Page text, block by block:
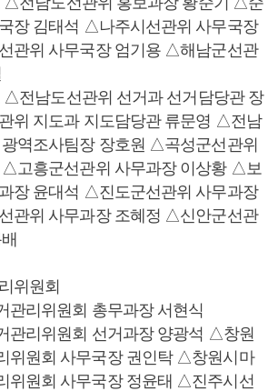
장 김태석 △나주시선관위 사무국장
관위 사무국장 엄기용 △해남군선관
△전남도선관위 선거과 선거담당관 장
위 지도과 지도담당관 류문영 △전남
역조사팀장 장호원 △곡성군선관위
△고흥군선관위 사무과장 이상황 △보
장 윤대석 △진도군선관위 사무과장
관위 사무과장 조혜정 △신안군선관
위원회
관리위원회 총무과장 서현식
관리위원회 선거과장 양광석 △창원
위원회 사무국장 권인탁 △창원시마
위원회 사무국장 정윤태 △진주시선